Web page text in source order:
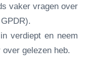
vaker vragen over
verdiept en neem
gelezen heb.